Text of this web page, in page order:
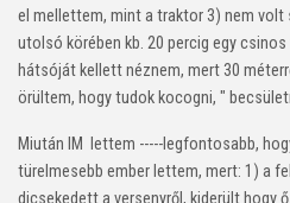
el mellettem, mint a traktor 3) nem
utolsó körében kb. 20 percig egy
hátsóját kellett néznem, mert 30
örültem, hogy tudok kocogni, "
Miután IM lettem -----legfontosabb,
türelmesebb ember lettem, mert: 1) a
dicsekedett a versenyről, kiderült hogy